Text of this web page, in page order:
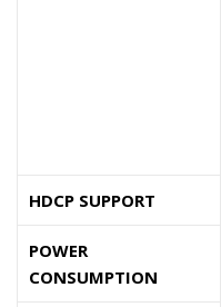
HDCP SUPPORT
POWER
CONSUMPTION